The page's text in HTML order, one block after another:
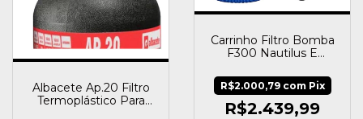
Albacete Ap.20 Filtro
Termoplástico Para
Carrinho Filtro Bomba
F300 Nautilus E
Fortyflex
R$2.439,99
R$2.000,79 com Pix